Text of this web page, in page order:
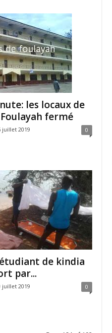
les locaux de
fermé
juillet 2019 0
de kindia
par...
juillet 2019 0